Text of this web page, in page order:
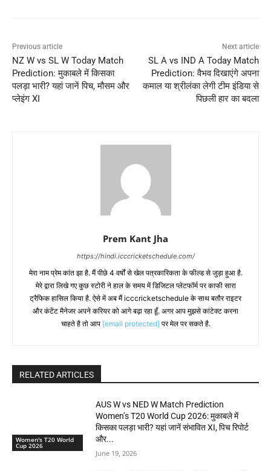
Previous article
NZ W vs SL W Today Match
Prediction: मुकाबले में किसका
पलड़ा भारी? यहां जानें पिच, मौसम और
प्लेइंग XI
Next article
SL A vs IND A Today Match
Prediction: वैभव दिखाएंगे अपना
कमाल या श्रीलंका लेगी टीम इंडिया से
पिछली हार का बदला
Prem Kant Jha
https://hindi.icccricketschedule.com/
मेरा नाम प्रेम कांत झा है. मैं पीछे 4 वर्षों से खेल पत्रकारिकता के फील्ड से जुड़ा हुआ है.
मेरे द्वारा लिखे गए कुछ स्टोरी ने हाल के समय में डिजिटल प्लेटफॉर्म पर काफी सारा
ट्रैफिक हासिल किया है. ऐसे में अब मैं icccricketschedule के साथ बतौर राइटर
और कंटेंट मैनेजर अपने करियर को आगे बढ़ा रहा हूँ. अगर आप मुझसे कांटेक्ट करना
चाहते है तो आप [email protected] पर मेल पर सकते है.
RELATED ARTICLES
Women's T20 World
Cup 2026
AUS W vs NED W Match Prediction
Women’s T20 World Cup 2026: मुकाबले में
किसका पलड़ा भारी? यहां जानें संभावित XI, पिच रिपोर्ट
और...
June 19, 2026